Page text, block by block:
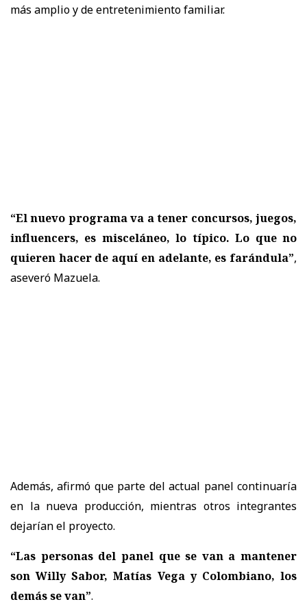
más amplio y de entretenimiento familiar.
“El nuevo programa va a tener concursos, juegos,
influencers, es misceláneo, lo típico. Lo que no
quieren hacer de aquí en adelante, es farándula”,
aseveró Mazuela.
Además, afirmó que parte del actual panel continuaría
en la nueva producción, mientras otros integrantes
dejarían el proyecto.
“Las personas del panel que se van a mantener
son Willy Sabor, Matías Vega y Colombiano, los
demás se van”.